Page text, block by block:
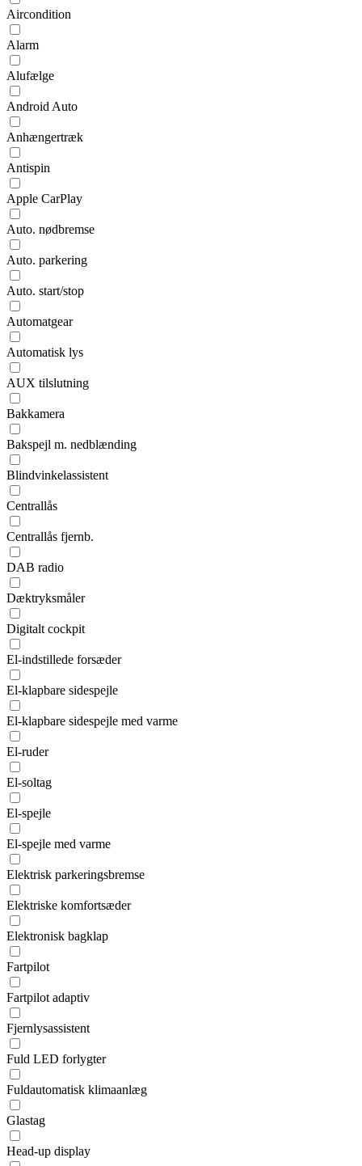
Aircondition
Alarm
Alufælge
Android Auto
Anhængertræk
Antispin
Apple CarPlay
Auto. nødbremse
Auto. parkering
Auto. start/stop
Automatgear
Automatisk lys
AUX tilslutning
Bakkamera
Bakspejl m. nedblænding
Blindvinkelassistent
Centrallås
Centrallås fjernb.
DAB radio
Dæktryksmåler
Digitalt cockpit
El-indstillede forsæder
El-klapbare sidespejle
El-klapbare sidespejle med varme
El-ruder
El-soltag
El-spejle
El-spejle med varme
Elektrisk parkeringsbremse
Elektriske komfortsæder
Elektronisk bagklap
Fartpilot
Fartpilot adaptiv
Fjernlysassistent
Fuld LED forlygter
Fuldautomatisk klimaanlæg
Glastag
Head-up display